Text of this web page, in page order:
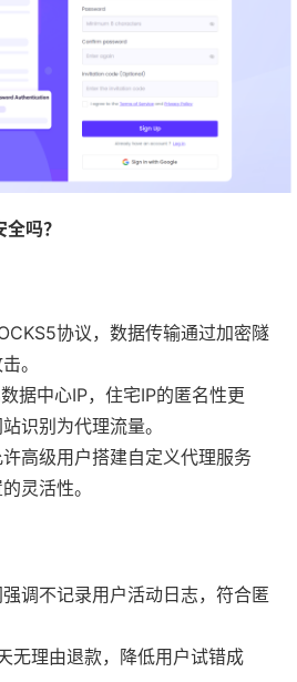
吗？
协议，数据传输通过加密隧
。
据中心IP，住宅IP的匿名性更
识别为代理流量。
许高级用户搭建自定义代理服务
灵活性。
强调不记录用户活动日志，符合匿
无理由退款，降低用户试错成